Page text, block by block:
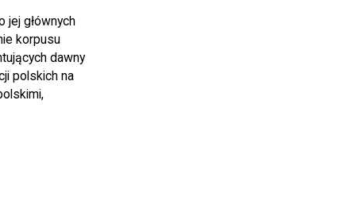
jej głównych
korpusu
dawny
polskich na